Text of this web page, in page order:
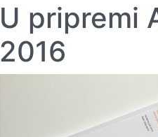
U pripremi
2016